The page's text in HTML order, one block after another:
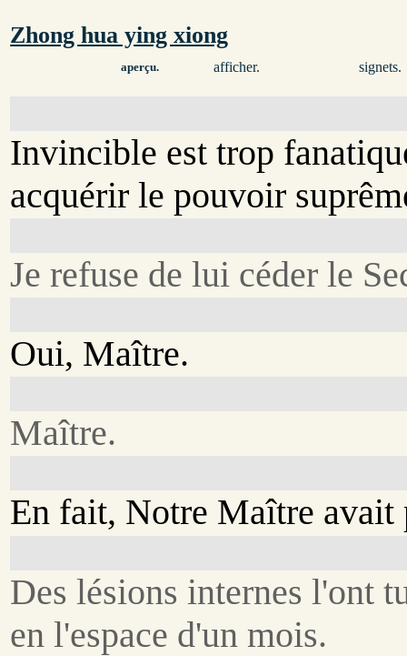
Zhong hua ying xiong
aperçu. afficher. signets.
Invincible est trop
acquérir le pouvoir
Je refuse de lui céder le
Oui, Maître.
Maître.
En fait, Notre Maître avait
Des lésions internes l'ont
en l'espace d'un mois.